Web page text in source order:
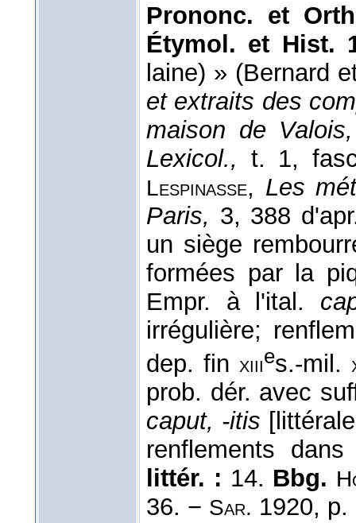
Prononc. et
Étymol. et Hist.
laine) » (Bernard
et extraits des
maison de Valois,
Lexicol., t. 1,
Lespinasse, Les
Paris, 3, 388
un siège
formées par la
Empr. à l'ital.
irrégulière;
dep. fin xiiies.-mil.
prob. dér. avec
caput, -itis
renflements
littér. : 14. Bbg.
36. − Sar. 1920,